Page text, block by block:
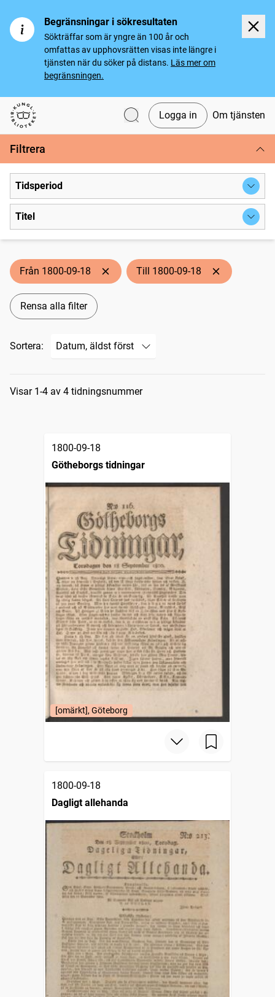
Begränsningar i sökresultaten
Sökträffar som är yngre än 100 år och
omfattas av upphovsrätten visas inte längre i
tjänsten när du söker på distans. Läs mer om
begränsningen.
Svenska tidningar
Logga in Om tjänsten
Filtrera
Tidsperiod
Titel
Från 1800-09-18 Till 1800-09-18
Rensa alla filter
Sortera:
Sökresultat
Visar 1-4 av 4 tidningsnummer
1800-09-18
Götheborgs tidningar
[omärkt], Göteborg
1800-09-18
Dagligt allehanda